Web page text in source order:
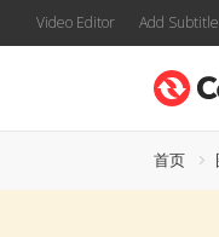
Video Editor Add
首页